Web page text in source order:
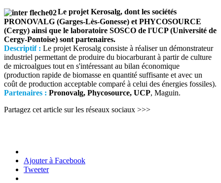
Le projet Kerosalg, dont les sociétés
PRONOVALG (Garges-Lès-Gonesse) et PHYCOSOURCE
(Cergy) ainsi que le laboratoire SOSCO de l'UCP (Université de
Cergy-Pontoise) sont partenaires.
Descriptif : Le projet Kerosalg consiste à réaliser un démonstrateur
industriel permettant de produire du biocarburant à partir de culture
de microalgues tout en s'intéressant au bilan économique
(production rapide de biomasse en quantité suffisante et avec un
coût de production acceptable comparé à celui des énergies fossiles).
Partenaires : Pronovalg, Phycosource, UCP, Maguin.
Partagez cet article sur les réseaux sociaux >>>
Ajouter à Facebook
Tweeter